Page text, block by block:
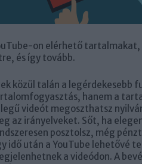
on elérhető
és így tovább.
közül talán a legérdekesebb
hanem a
videót megoszthatsz
az irányelveket. Sőt, ha
posztolsz, még
idő után a YouTube lehetővé
a videódon. A